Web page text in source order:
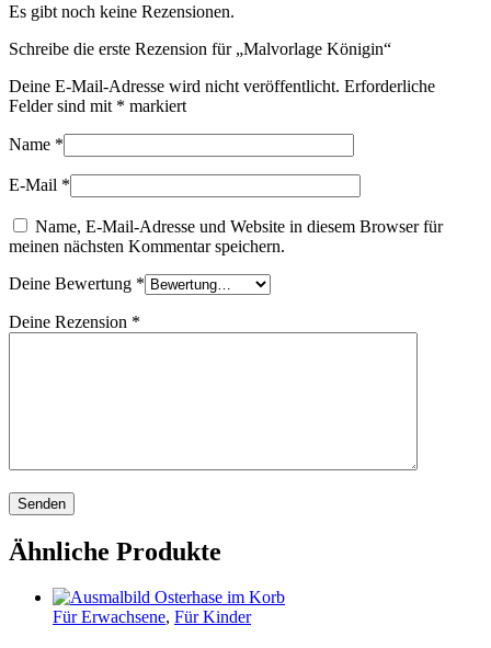
Es gibt noch keine Rezensionen.
Schreibe die erste Rezension für „Malvorlage Königin“
Deine E-Mail-Adresse wird nicht veröffentlicht. Erforderliche
Felder sind mit * markiert
Name *
E-Mail *
Name, E-Mail-Adresse und Website in diesem Browser für
meinen nächsten Kommentar speichern.
Deine Bewertung *
Deine Rezension *
Ähnliche Produkte
Für Erwachsene, Für Kinder